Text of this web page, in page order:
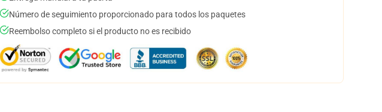
Número de seguimiento proporcionado para todos los paquetes
Reembolso completo si el producto no es recibido